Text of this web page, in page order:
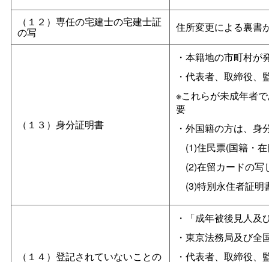
（１２）専任の宅建士の宅建士証
の写 住所変更による裏書
（１３）身分証明書
・本籍地の市町村
・代表者、取締役
※これらが未成年者
要
・外国籍の方は、
(1)住民票(国籍・
(2)在留カードの写
(3)特別永住者証明
（１４）登記されていないことの
・「成年被後見人
・東京法務局及び
・代表者、取締役